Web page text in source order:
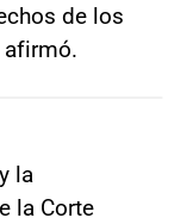
de los
afirmó.
la
la Corte